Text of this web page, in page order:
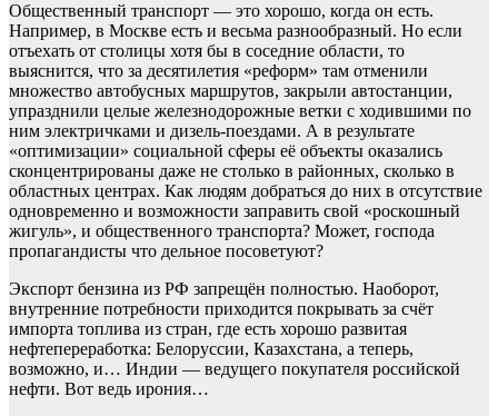
Общественный транспорт — это хорошо, когда он есть.
Например, в Москве есть и весьма разнообразный. Но если
отъехать от столицы хотя бы в соседние области, то
выяснится, что за десятилетия «реформ» там отменили
множество автобусных маршрутов, закрыли автостанции,
упразднили целые железнодорожные ветки с ходившими по
ним электричками и дизель-поездами. А в результате
«оптимизации» социальной сферы её объекты оказались
сконцентрированы даже не столько в районных, сколько в
областных центрах. Как людям добраться до них в отсутствие
одновременно и возможности заправить свой «роскошный
жигуль», и общественного транспорта? Может, господа
пропагандисты что дельное посоветуют?
Экспорт бензина из РФ запрещён полностью. Наоборот,
внутренние потребности приходится покрывать за счёт
импорта топлива из стран, где есть хорошо развитая
нефтепереработка: Белоруссии, Казахстана, а теперь,
возможно, и… Индии — ведущего покупателя российской
нефти. Вот ведь ирония…